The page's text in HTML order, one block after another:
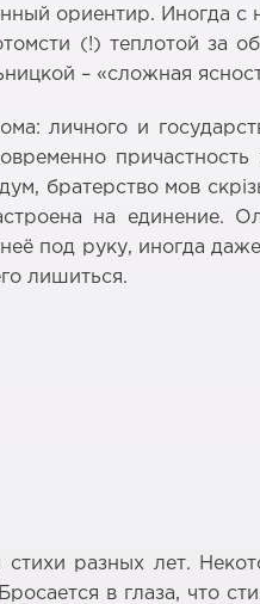
ориентир. Иногда с
(!) теплотой за
– «сложная
личного и
братерство мов
на единение.
неё под руку, иногда
лишиться.
разных лет.
в глаза, что